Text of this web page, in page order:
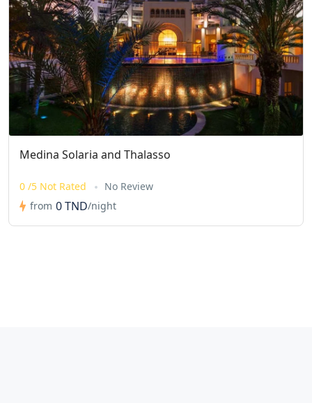
Medina Solaria and Thalasso
0 /5 Not Rated
No Review
from 0 TND/night